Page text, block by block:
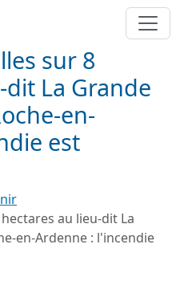
sur 8
La Grande
en-
est
au lieu-dit La
en-Ardenne : l'incendie